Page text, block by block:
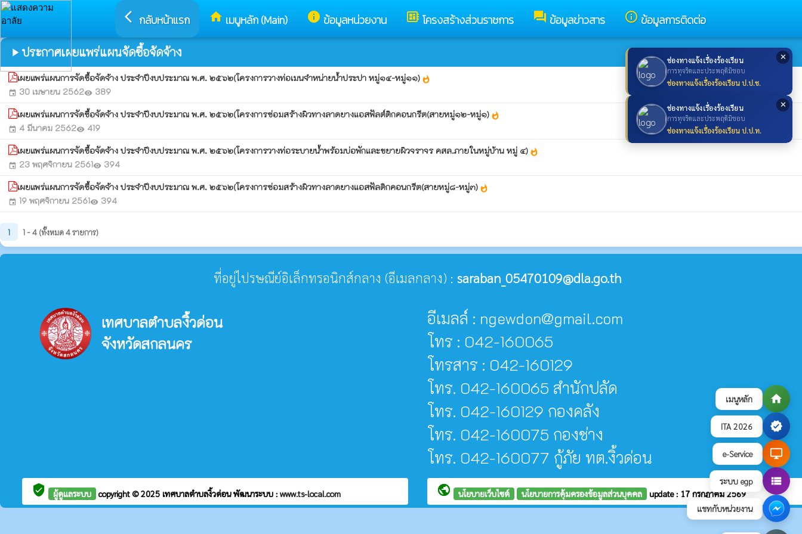
เมนูหลัก home
ITA 2026 verified
e-Service desktop_windows
ระบบ egp view_list
แชทกับหน่วยงาน
✕
ช่องทางแจ้งเรื่องร้องเรียน
การทุจริตและประพฤติมิชอบ
ช่องทางแจ้งเรื่องร้องเรียน ป.ป.ช.
✕
ช่องทางแจ้งเรื่องร้องเรียน
การทุจริตและประพฤติมิชอบ
ช่องทางแจ้งเรื่องร้องเรียน ป.ป.ท.
arrow_back_ios กลับหน้าแรก home เมนูหลัก (Main) info ข้อมูลหน่วยงาน developer_board โครงสร้างส่วนราชการ forum ข้อมูลข่าวสาร info_outline ข้อมูลการติดต่อ
play_arrow ประกาศเผยแพร่แผนจัดซื้อจัดจ้าง
เผยแพร่แผนการจัดซื้อจัดจ้าง ประจำปีงบประมาณ พ.ศ. ๒๕๖๒(โครงการวางท่อเมนจำหน่ายน้ำประปา หมู่๑๔-หมู่๑๑) whatshot
event 30 เมษายน 2562visibility 389
เผยแพร่แผนการจัดซื้อจัดจ้าง ประจำปีงบประมาณ พ.ศ. ๒๕๖๒(โครงการซ่อมสร้างผิวทางลาดยางแอสฟัลต์ติกคอนกรีต(สายหมู่๑๒-หมู่๑) whatshot
event 4 มีนาคม 2562visibility 419
เผยแพร่แผนการจัดซื้อจัดจ้าง ประจำปีงบประมาณ พ.ศ. ๒๕๖๒(โครงการวางท่อระบายน้ำพร้อมบ่อพักและขยายผิวจราจร คสล.ภายในหมู่บ้าน หมู่ ๔) whatshot
event 23 พฤศจิกายน 2561visibility 394
เผยแพร่แผนการจัดซื้อจัดจ้าง ประจำปีงบประมาณ พ.ศ. ๒๕๖๒(โครงการซ่อมสร้างผิวทางลาดยางแอสฟัลติกคอนกรีต(สายหมู่๘-หมู่๓) whatshot
event 19 พฤศจิกายน 2561visibility 394
1 1 - 4 (ทั้งหมด 4 รายการ)
ที่อยู่ไปรษณีย์อิเล็กทรอนิกส์กลาง (อีเมลกลาง) : saraban_05470109@dla.go.th
เทศบาลตำบลงิ้วด่อน
จังหวัดสกลนคร
อีเมลล์ : ngewdon@gmail.com
โทร : 042-160065
โทรสาร : 042-160129
โทร. 042-160065 สำนักปลัด
โทร. 042-160129 กองคลัง
โทร. 042-160075 กองช่าง
โทร. 042-160077 กู้ภัย ทต.งิ้วด่อน
verified_user ผู้ดูแลระบบ copyright © 2025 เทศบาลตำบลงิ้วด่อนพัฒนาระบบ : www.ts-local.com public นโยบายเว็บไซต์ นโยบายการคุ้มครองข้อมูลส่วนบุคคล update : 17 กรกฎาคม 2569